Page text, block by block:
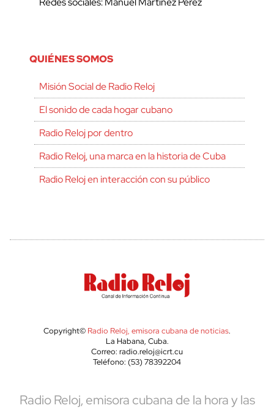
QUIÉNES SOMOS
Misión Social de Radio Reloj
El sonido de cada hogar cubano
Radio Reloj por dentro
Radio Reloj, una marca en la historia de Cuba
Radio Reloj en interacción con su público
Copyright© Radio Reloj, emisora cubana de noticias.
La Habana, Cuba.
Correo: radio.reloj@icrt.cu
Teléfono: (53) 78392204
Radio Reloj, emisora cubana de la hora y las